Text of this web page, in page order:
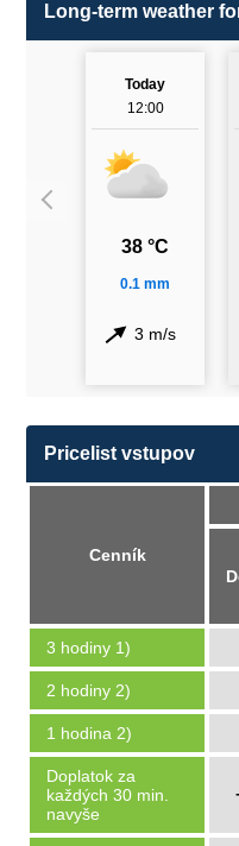
Long-term weather
Today
12:00
38 °C
0.1 mm
3 m/s
Pricelist vstupov
Cenník
3 hodiny 1)
2 hodiny 2)
1 hodina 2)
Doplatok za
každých 30 min.
navyše